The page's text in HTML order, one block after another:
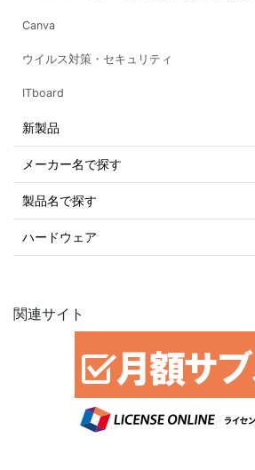
Canva
ウイルス対策・セキュリティ
ITboard
新製品
メーカー名で探す
製品名で探す
ハードウェア
関連サイト